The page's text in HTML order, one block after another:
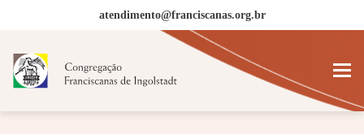
atendimento@franciscanas.org.br